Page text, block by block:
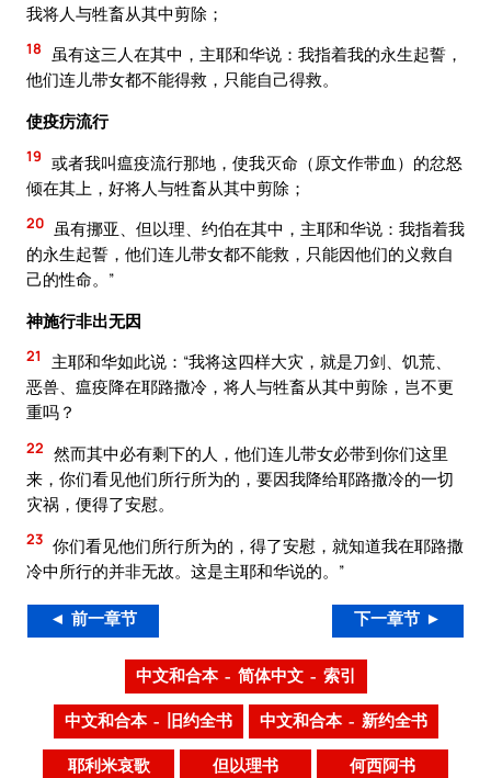
我将人与牲畜从其中剪除；
18 虽有这三人在其中，主耶和华说：我指着我的永生起誓，
他们连儿带女都不能得救，只能自己得救。
使疫疠流行
19 或者我叫瘟疫流行那地，使我灭命（原文作带血）的忿怒
倾在其上，好将人与牲畜从其中剪除；
20 虽有挪亚、但以理、约伯在其中，主耶和华说：我指着我
的永生起誓，他们连儿带女都不能救，只能因他们的义救自
己的性命。”
神施行非出无因
21
主耶和华如此说：“我将这四样大灾，就是刀剑、饥荒、
恶兽、瘟疫降在耶路撒冷，将人与牲畜从其中剪除，岂不更
重吗？
22 然而其中必有剩下的人，他们连儿带女必带到你们这里
来，你们看见他们所行所为的，要因我降给耶路撒冷的一切
灾祸，便得了安慰。
23 你们看见他们所行所为的，得了安慰，就知道我在耶路撒
冷中所行的并非无故。这是主耶和华说的。”
◄ 前一章节 下一章节 ►
中文和合本 – 简体中文 – 索引
中文和合本 – 旧约全书 中文和合本 – 新约全书
耶利米哀歌 但以理书 何西阿书